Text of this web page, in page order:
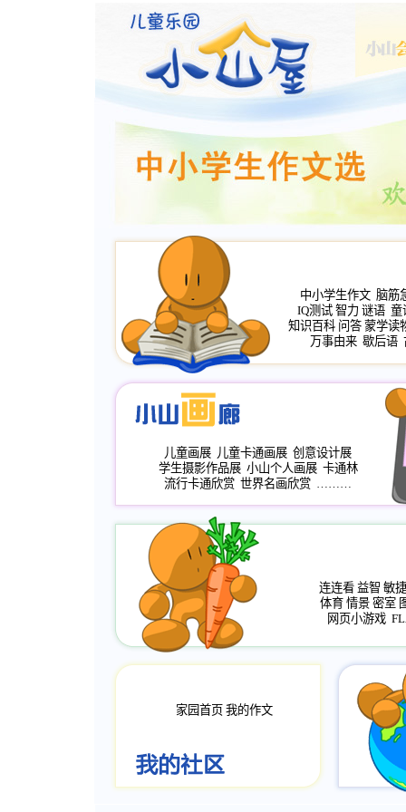
中小学生作文 脑筋
IQ测试 智力 谜语 童
知识百科 问答 蒙学读
万事由来 歇后语
儿童画展 儿童卡通画展 创意设计展
学生摄影作品展 小山个人画展 卡通林
流行卡通欣赏 世界名画欣赏 ………
连连看 益智 敏捷
体育 情景 密室
网页小游戏
家园首页 我的作文